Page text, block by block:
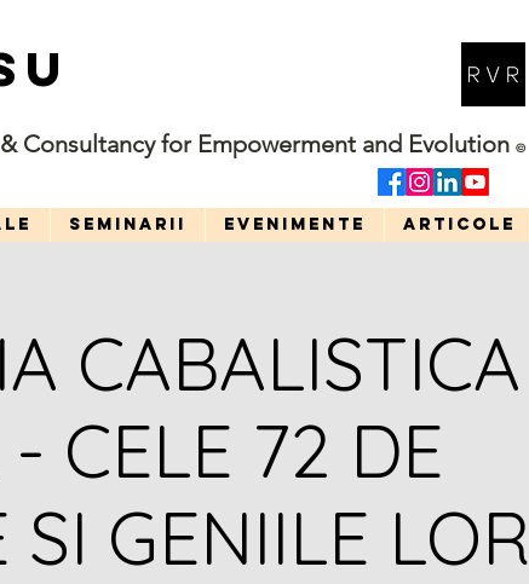
Consultancy for Empowerment and Evolution ©
SEMINARII EVENIMENTE ARTICOLE
CABALISTICA
CELE 72 DE
GENIILE LOR